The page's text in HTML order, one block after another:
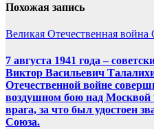
Похожая запись
Великая Отечественная война
7 августа 1941 года –
Виктор Васильевич
Отечественной войне
воздушном бою над
врага, за что был удостоен
Союза.